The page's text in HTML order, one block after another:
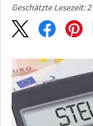
Geschätzte Lesezeit:2